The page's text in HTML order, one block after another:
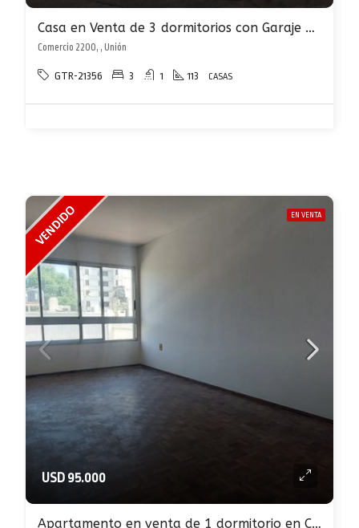
Casa en Venta de 3 dormitorios con Garaje en la Unión.
Comercio 2200, , Unión
GTR-21356 3 1 113 CASAS
EN VENTA
USD 95.000
Apartamento en venta de 1 dormitorio en Cordón Sur